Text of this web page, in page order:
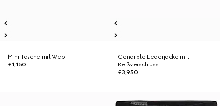
Mini-Tasche mit Web
£1,150
Genarbte Lederjacke mit
Reißverschluss
£3,950